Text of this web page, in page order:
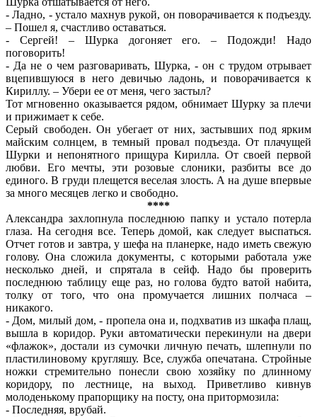
- Ладно, - устало махнув рукой, он поворачивается к подъезду.
– Пошел я, счастливо оставаться.
- Сергей! – Шурка догоняет его. – Подожди! Надо
поговорить!
- Да не о чем разговаривать, Шурка, - он с трудом отрывает
вцепившуюся в него девичью ладонь, и поворачивается к
Кириллу. – Убери ее от меня, чего застыл?
Тот мгновенно оказывается рядом, обнимает Шурку за плечи
и прижимает к себе.
Серый свободен. Он убегает от них, застывших под ярким
майским солнцем, в темный провал подъезда. От плачущей
Шурки и непонятного прищура Кирилла. От своей первой
любви. Его мечты, эти розовые слоники, разбиты все до
единого. В груди плещется веселая злость. А на душе впервые
за много месяцев легко и свободно.
****
Александра захлопнула последнюю папку и устало потерла
глаза. На сегодня все. Теперь домой, как следует выспаться.
Отчет готов и завтра, у шефа на планерке, надо иметь свежую
голову. Она сложила документы, с которыми работала уже
несколько дней, и спрятала в сейф. Надо бы проверить
последнюю таблицу еще раз, но голова будто ватой набита,
толку от того, что она промучается лишних полчаса –
никакого.
- Дом, милый дом, - пропела она и, подхватив из шкафа плащ,
вышла в коридор. Руки автоматически перекинули на двери
«флажок», достали из сумочки личную печать, шлепнули по
пластилиновому кругляшу. Все, служба опечатана. Стройные
ножки стремительно понесли свою хозяйку по длинному
коридору, по лестнице, на выход. Приветливо кивнув
молоденькому прапорщику на посту, она притормозила:
- Последняя, врубай.